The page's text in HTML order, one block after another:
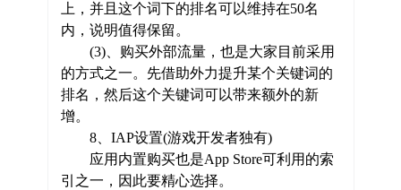
上，并且这个词下的排名可以维持在50名
内，说明值得保留。
(3)、购买外部流量，也是大家目前采用
的方式之一。先借助外力提升某个关键词的
排名，然后这个关键词可以带来额外的新
增。
8、IAP设置(游戏开发者独有)
应用内置购买也是App Store可利用的索
引之一，因此要精心选择。